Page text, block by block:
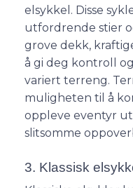
elsykkel. Disse
utfordrende stier
grove dekk,
å gi deg kontroll
variert terreng.
muligheten til å
oppleve eventyr
slitsomme
3. Klassisk